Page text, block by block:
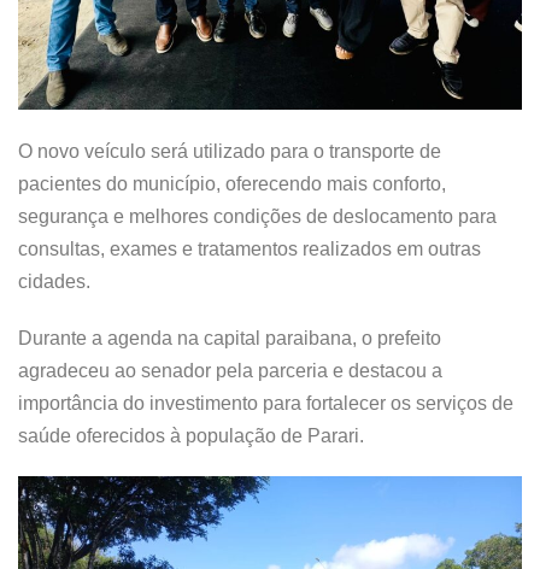
O novo veículo será utilizado para o transporte de
pacientes do município, oferecendo mais conforto,
segurança e melhores condições de deslocamento para
consultas, exames e tratamentos realizados em outras
cidades.
Durante a agenda na capital paraibana, o prefeito
agradeceu ao senador pela parceria e destacou a
importância do investimento para fortalecer os serviços de
saúde oferecidos à população de Parari.